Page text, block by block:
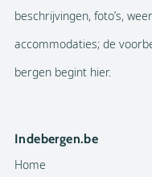
beschrijvingen, foto’s,
accommodaties; de
bergen begint hier.
Indebergen.be
Home